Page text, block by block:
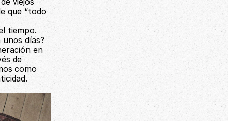
que “todo
tiempo.
días?
en
de
como